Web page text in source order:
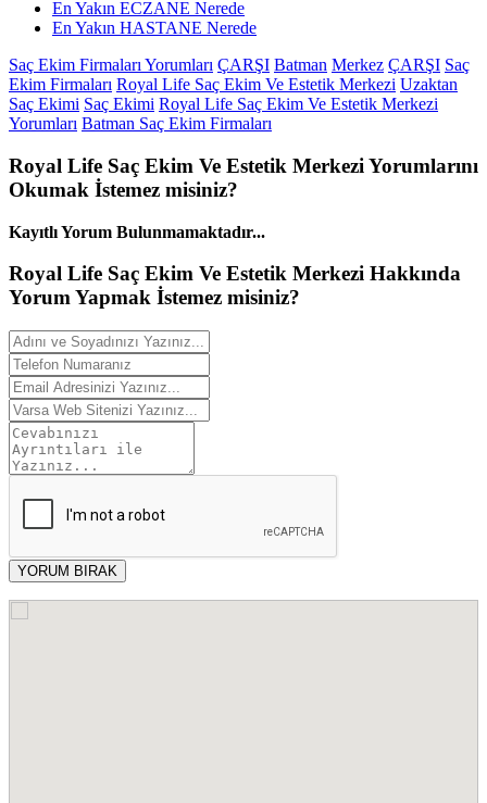
En Yakın ECZANE Nerede
En Yakın HASTANE Nerede
Saç Ekim Firmaları Yorumları ÇARŞI Batman Merkez ÇARŞI Saç
Ekim Firmaları Royal Life Saç Ekim Ve Estetik Merkezi Uzaktan
Saç Ekimi Saç Ekimi Royal Life Saç Ekim Ve Estetik Merkezi
Yorumları Batman Saç Ekim Firmaları
Royal Life Saç Ekim Ve Estetik Merkezi Yorumlarını
Okumak İstemez misiniz?
Kayıtlı Yorum Bulunmamaktadır...
Royal Life Saç Ekim Ve Estetik Merkezi Hakkında
YorumYapmak İstemez misiniz?
YORUM BIRAK